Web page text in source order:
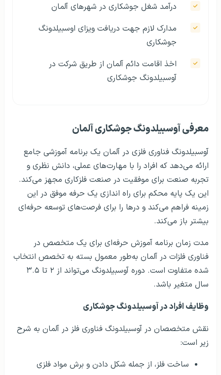
درآمد شغل جوشکاری در شهرهای آلمان
مدارک لازم جهت دریافت ویزای اوسبیلدونگ
جوشکاری
اخذ اقامت دائم آلمان از طریق شرکت در
آوسبیلدونگ جوشکاری
معرفی آوسبیلدونگ جوشکاری آلمان
آوسبیلدونگ فناوری فلزی در آلمان یک برنامه آموزشی جامع
ارائه می‌دهد که افراد را با مهارت‌های عملی، دانش نظری و
تجربه صنعت برای موفقیت در صنعت فلزکاری مجهز می‌کند.
این یک پایه محکم برای راه اندازی یک حرفه موفق در این
زمینه فراهم می‌کند و درها را برای فرصت‌های توسعه حرفه‌ای
بیشتر باز می‌کند.
مدت زمان برنامه آموزش حرفه‌ای برای یک متخصص در
فناوری فلزات در آلمان به‌طور معمول بسته به تخصص انتخاب
شده متفاوت است. دوره آوسبیلدونگ می‌تواند از ۲ تا ۳.۵
سال متغیر باشد.
وظایف افراد در آوسبیلدونگ جوشکاری
نقش متخصصان در آوسبیلدونگ فناوری فلز در آلمان به شرح
زیر است:
ساخت فلز، از جمله شکل دادن و برش مواد فلزی